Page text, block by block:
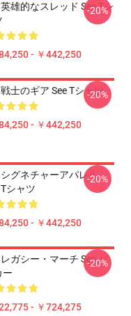
英雄的なスレッド See Tシ
- ￥442,250
-20%
戦士のギア See Tシャツ
- ￥442,250
-20%
シグネチャーアパレル
シャツ
- ￥442,250
-20%
レガシー・マーチ See パ
ー
- ￥724,275
-20%